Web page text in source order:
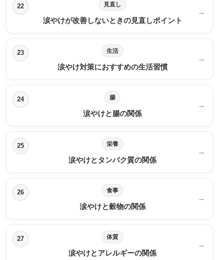
22 見直し
涙やけが改善しないときの見直しポイント
→
23 生活
涙やけ対策におすすめの生活習慣
→
24 腸
涙やけと腸の関係
→
25 栄養
涙やけとタンパク質の関係
→
26 食事
涙やけと穀物の関係
→
27 体質
涙やけとアレルギーの関係
→